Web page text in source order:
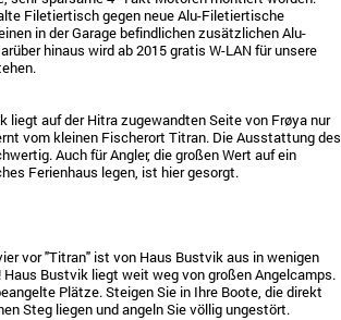
Filetiertisch gegen neue Alu-Filetiertische
in der Garage befindlichen zusätzlichen Alu-
hinaus wird ab 2015 gratis W-LAN für unsere
liegt auf der Hitra zugewandten Seite von Frøya nur
vom kleinen Fischerort Titran. Die Ausstattung des
Auch für Angler, die großen Wert auf ein
Ferienhaus legen, ist hier gesorgt.
vor "Titran" ist von Haus Bustvik aus in wenigen
Bustvik liegt weit weg von großen Angelcamps.
Plätze. Steigen Sie in Ihre Boote, die direkt
Steg liegen und angeln Sie völlig ungestört.